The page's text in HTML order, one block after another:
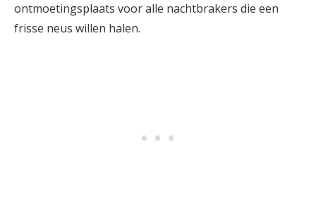
ontmoetingsplaats voor alle nachtbrakers die een
frisse neus willen halen.